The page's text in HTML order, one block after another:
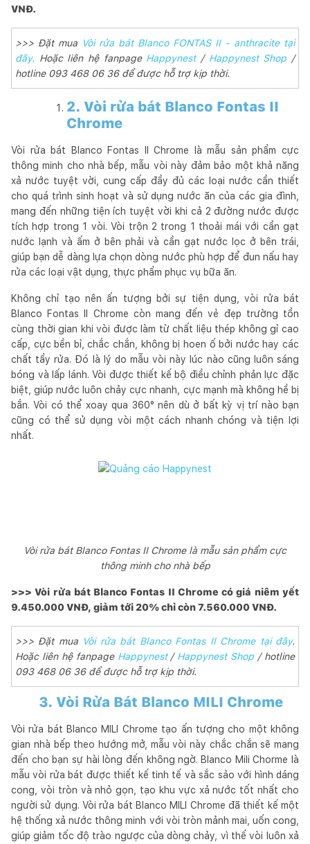
VNĐ.
>>> Đặt mua Vòi rửa bát Blanco FONTAS II - anthracite tại
đây. Hoặc liên hệ fanpage Happynest/ Happynest Shop /
hotline 093 468 06 36 để được hỗ trợ kịp thời.
2. Vòi rửa bát Blanco Fontas II
Chrome
Vòi rửa bát Blanco Fontas II Chrome là mẫu sản phẩm cực
thông minh cho nhà bếp, mẫu vòi này đảm bảo một khả năng
xả nước tuyệt vời, cung cấp đầy đủ các loại nước cần thiết
cho quá trình sinh hoạt và sử dụng nước ăn của các gia đình,
mang đến những tiện ích tuyệt vời khi cả 2 đường nước được
tích hợp trong 1 vòi. Vòi trộn 2 trong 1 thoải mái với cần gạt
nước lạnh và ấm ở bên phải và cần gạt nước lọc ở bên trái,
giúp bạn dễ dàng lựa chọn dòng nước phù hợp để đun nấu hay
rửa các loại vật dụng, thực phẩm phục vụ bữa ăn.
Không chỉ tạo nên ấn tượng bởi sự tiện dụng, vòi rửa bát
Blanco Fontas II Chrome còn mang đến vẻ đẹp trường tồn
cùng thời gian khi vòi được làm từ chất liệu thép không gỉ cao
cấp, cực bền bỉ, chắc chắn, không bị hoen ố bởi nước hay các
chất tẩy rửa. Đó là lý do mẫu vòi này lúc nào cũng luôn sáng
bóng và lấp lánh. Vòi được thiết kế bộ điều chỉnh phản lực đặc
biệt, giúp nước luôn chảy cực nhanh, cực mạnh mà không hề bị
bắn. Vòi có thể xoay qua 360° nên dù ở bất kỳ vị trí nào bạn
cũng có thể sử dụng vòi một cách nhanh chóng và tiện lợi
nhất.
Vòi rửa bát Blanco Fontas II Chrome là mẫu sản phẩm cực
thông minh cho nhà bếp
>>> Vòi rửa bát Blanco Fontas II Chrome có giá niêm yết
9.450.000 VNĐ, giảm tới 20% chỉ còn 7.560.000 VNĐ.
>>> Đặt mua Vòi rửa bát Blanco Fontas II Chrome tại đây.
Hoặc liên hệ fanpage Happynest/ Happynest Shop / hotline
093 468 06 36 để được hỗ trợ kịp thời.
3. Vòi Rửa Bát Blanco MILI Chrome
Vòi rửa bát Blanco MILI Chrome tạo ấn tượng cho một không
gian nhà bếp theo hướng mở, mẫu vòi này chắc chắn sẽ mang
đến cho bạn sự hài lòng đến không ngờ. Blanco Mili Chorme là
mẫu vòi rửa bát được thiết kế tinh tế và sắc sảo với hình dáng
cong, vòi tròn và nhỏ gọn, tạo khu vực xả nước tốt nhất cho
người sử dụng. Vòi rửa bát Blanco MILI Chrome đã thiết kế một
hệ thống xả nước thông minh với vòi tròn mảnh mai, uốn cong,
giúp giảm tốc độ trào ngược của dòng chảy, vì thế vòi luôn xả